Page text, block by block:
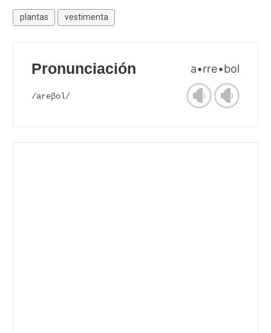
plantas vestimenta
Pronunciación a•rre•bol
/areβol/